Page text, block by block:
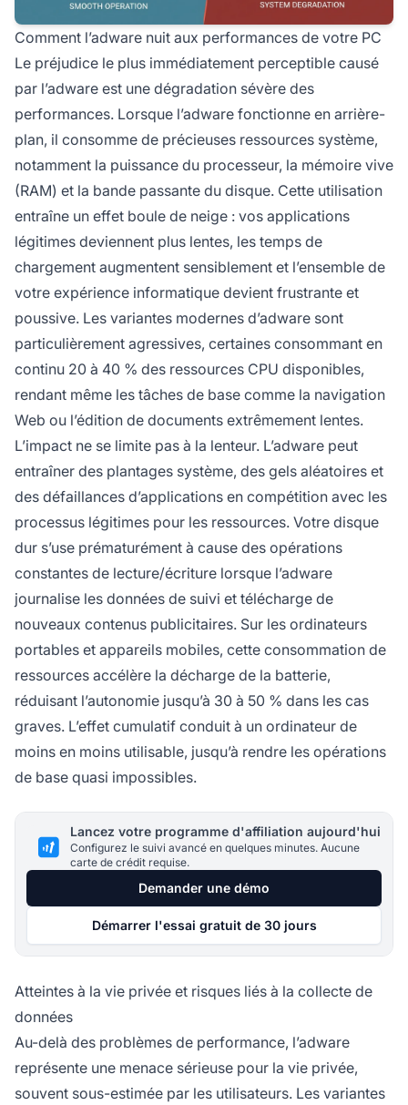
Comment l’adware nuit aux performances de votre PC
Le préjudice le plus immédiatement perceptible causé
par l’adware est une dégradation sévère des
performances. Lorsque l’adware fonctionne en arrière-
plan, il consomme de précieuses ressources système,
notamment la puissance du processeur, la mémoire vive
(RAM) et la bande passante du disque. Cette utilisation
entraîne un effet boule de neige : vos applications
légitimes deviennent plus lentes, les temps de
chargement augmentent sensiblement et l’ensemble de
votre expérience informatique devient frustrante et
poussive. Les variantes modernes d’adware sont
particulièrement agressives, certaines consommant en
continu 20 à 40 % des ressources CPU disponibles,
rendant même les tâches de base comme la navigation
Web ou l’édition de documents extrêmement lentes.
L’impact ne se limite pas à la lenteur. L’adware peut
entraîner des plantages système, des gels aléatoires et
des défaillances d’applications en compétition avec les
processus légitimes pour les ressources. Votre disque
dur s’use prématurément à cause des opérations
constantes de lecture/écriture lorsque l’adware
journalise les données de suivi et télécharge de
nouveaux contenus publicitaires. Sur les ordinateurs
portables et appareils mobiles, cette consommation de
ressources accélère la décharge de la batterie,
réduisant l’autonomie jusqu’à 30 à 50 % dans les cas
graves. L’effet cumulatif conduit à un ordinateur de
moins en moins utilisable, jusqu’à rendre les opérations
de base quasi impossibles.
Lancez votre programme d'affiliation aujourd'hui
Configurez le suivi avancé en quelques minutes. Aucune
carte de crédit requise.
Demander une démo
Démarrer l'essai gratuit de 30 jours
Atteintes à la vie privée et risques liés à la collecte de
données
Au-delà des problèmes de performance, l’adware
représente une menace sérieuse pour la vie privée,
souvent sous-estimée par les utilisateurs. Les variantes